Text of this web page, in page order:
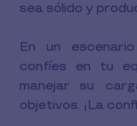
sea sólido y
En un
confíes en tu
manejar su
objetivos. ¡La